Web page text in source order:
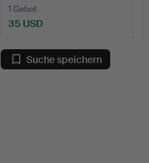
1 Gebot
35 USD
Suche speichern